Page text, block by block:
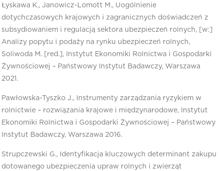
Łyskawa K., Janowicz-Lomott M., Uogólnienie
dotychczasowych krajowych i zagranicznych doświadczeń z
subsydiowaniem i regulacją sektora ubezpieczeń rolnych, [w:]
Analizy popytu i podaży na rynku ubezpieczeń rolnych,
Soliwoda M. [red.], Instytut Ekonomiki Rolnictwa i Gospodarki
Żywnościowej – Państwowy Instytut Badawczy, Warszawa
2021.
Pawłowska-Tyszko J., Instrumenty zarządzania ryzykiem w
rolnictwie – rozwiązania krajowe i międzynarodowe, Instytut
Ekonomiki Rolnictwa i Gospodarki Żywnościowej – Państwowy
Instytut Badawczy, Warszawa 2016.
Strupczewski G., Identyfikacja kluczowych determinant zakupu
dotowanego ubezpieczenia upraw rolnych i zwierząt